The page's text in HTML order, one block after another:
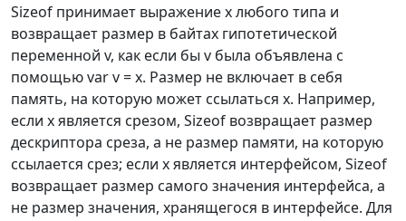
Sizeof принимает выражение x любого типа и
возвращает размер в байтах гипотетической
переменной v, как если бы v была объявлена с
помощью var v = x. Размер не включает в себя
память, на которую может ссылаться x. Например,
если x является срезом, Sizeof возвращает размер
дескриптора среза, а не размер памяти, на которую
ссылается срез; если x является интерфейсом, Sizeof
возвращает размер самого значения интерфейса, а
не размер значения, хранящегося в интерфейсе. Для